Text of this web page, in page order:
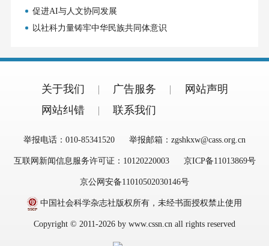
促进AI与人文协同发展
以社科力量铸牢中华民族共同体意识
关于我们 广告服务
网站声明
网站纠错
联系我们
举报电话：010-85341520 举报邮箱：zgshkxw@cass.org.cn
互联网新闻信息服务许可证：10120220003 京ICP备11013869号
京公网安备11010502030146号
中国社会科学杂志社版权所有，未经书面授权禁止使用
Copyright © 2011-2026 by www.cssn.cn all rights reserved